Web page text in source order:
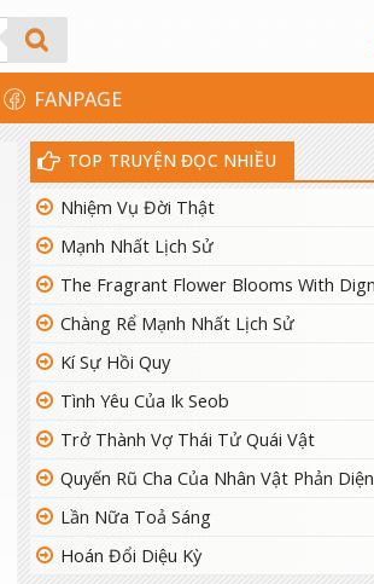
FANPAGE
TOP TRUYỆN ĐỌC NHIỀU
Nhiệm Vụ Đời Thật
Mạnh Nhất Lịch Sử
Chàng Rể Mạnh Nhất Lịch Sử
Kí Sự Hồi Quy
Tình Yêu Của Ik Seob
Trở Thành Vợ Thái Tử Quái Vật
Quyến Rũ Cha Của Nhân Vật Phản Diện
Lần Nữa Toả Sáng
Hoán Đổi Diệu Kỳ